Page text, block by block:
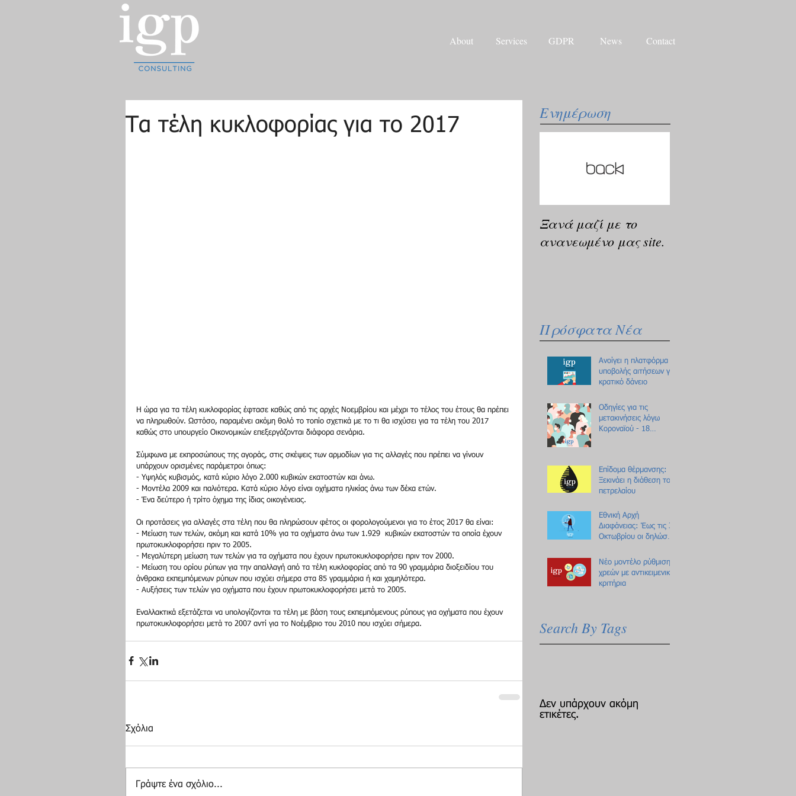
Τα τέλη κυκλοφορίας για το 2017
Η ώρα για τα τέλη κυκλοφορίας έφτασε καθώς από τις αρχές Νοεμβρίου και μέχρι το τέλος του έτους θα πρέπει
να πληρωθούν. Ωστόσο, παραμένει ακόμη θολό το τοπίο σχετικά με το τι θα ισχύσει για τα τέλη του 2017
καθώς στο υπουργείο Οικονομικών επεξεργάζονται διάφορα σενάρια.
Σύμφωνα με εκπροσώπους της αγοράς, στις σκέψεις των αρμοδίων για τις αλλαγές που πρέπει να γίνουν
υπάρχουν ορισμένες παράμετροι όπως:
- Υψηλός κυβισμός, κατά κύριο λόγο 2.000 κυβικών εκατοστών και άνω.
- Μοντέλα 2009 και παλιότερα. Κατά κύριο λόγο είναι οχήματα ηλικίας άνω των δέκα ετών.
- Ένα δεύτερο ή τρίτο όχημα της ίδιας οικογένειας.
Οι προτάσεις για αλλαγές στα τέλη που θα πληρώσουν φέτος οι φορολογούμενοι για το έτος 2017 θα είναι:
- Mείωση των τελών, ακόμη και κατά 10% για τα οχήματα άνω των 1.929  κυβικών εκατοστών τα οποία έχουν
πρωτοκυκλοφορήσει πριν το 2005.
- Μεγαλύτερη μείωση των τελών για τα οχήματα που έχουν πρωτοκυκλοφορήσει πριν τον 2000.
- Mείωση του ορίου ρύπων για την απαλλαγή από τα τέλη κυκλοφορίας από τα 90 γραμμάρια διοξειδίου του
άνθρακα εκπεμπόμενων ρύπων που ισχύει σήμερα στα 85 γραμμάρια ή και χαμηλότερα.
- Aυξήσεις των τελών για οχήματα που έχουν πρωτοκυκλοφορήσει μετά το 2005.
Εναλλακτικά εξετάζεται να υπολογίζονται τα τέλη με βάση τους εκπεμπόμενους ρύπους για οχήματα που έχουν
πρωτοκυκλοφορήσει μετά το 2007 αντί για το Νοέμβριο του 2010 που ισχύει σήμερα.
Σχόλια
Γράψτε ένα σχόλιο...
Ενημέρωση
Ξανά μαζί με το
ανανεωμένο μας site.
Πρόσφατα Νέα
Ανοίγει η πλατφόρμα
υποβολής αιτήσεων για
κρατικό δάνειο
Οδηγίες για τις
μετακινήσεις λόγω
Κοροναϊού - 18
Επίδομα θέρμανσης:
Ξεκινάει η διάθεση του
πετρελαίου
Εθνική Αρχή
Διαφάνειας: Έως τις 31
Οκτωβρίου οι δηλώσεις
Νέο μοντέλο ρύθμισης
χρεών με αντικειμενικά
κριτήρια
Search By Tags
Δεν υπάρχουν ακόμη
ετικέτες.
About Services GDPR News Contact